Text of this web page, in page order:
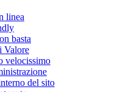
linea
basta
Valore
velocissimo
del sito